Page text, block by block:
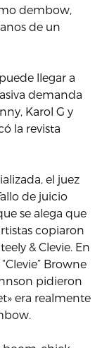
dembow,
de un
llegar a
demanda
Karol G y
la revista
el juez
de juicio
se alega que
copiaron
& Clevie. En
Browne
pidieron
era realmente